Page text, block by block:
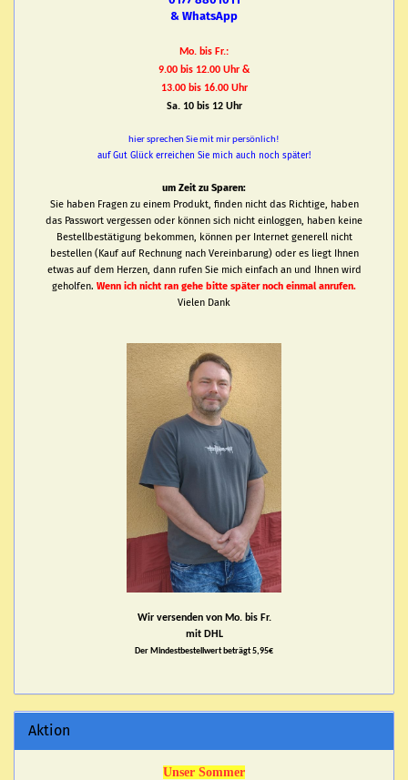
& WhatsApp
Mo. bis Fr.:
9.00 bis 12.00 Uhr &
13.00 bis 16.00 Uhr
Sa. 10 bis 12 Uhr
hier sprechen Sie mit mir persönlich!
auf Gut Glück erreichen Sie mich auch noch später!
um Zeit zu Sparen:
Sie haben Fragen zu einem Produkt, finden nicht das Richtige, haben
das Passwort vergessen oder können sich nicht einloggen, haben keine
Bestellbestätigung bekommen, können per Internet generell nicht
bestellen (Kauf auf Rechnung nach Vereinbarung) oder es liegt Ihnen
etwas auf dem Herzen, dann rufen Sie mich einfach an und Ihnen wird
geholfen. Wenn ich nicht ran gehe bitte später noch einmal anrufen.
Vielen Dank
Wir versenden von Mo. bis Fr.
mit DHL
Der Mindestbestellwert beträgt 5,95€
Aktion
Unser Sommer